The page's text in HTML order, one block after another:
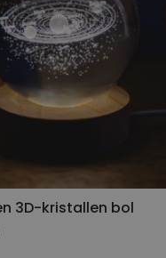
3D-kristallen bol